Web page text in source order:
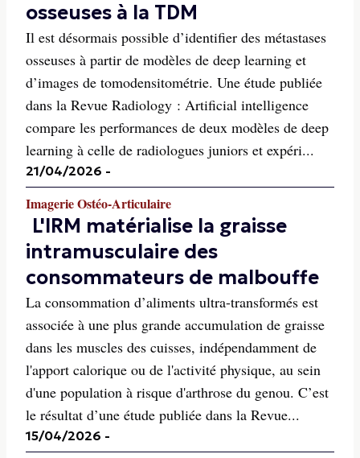
osseuses à la TDM
Il est désormais possible d’identifier des métastases
osseuses à partir de modèles de deep learning et
d’images de tomodensitométrie. Une étude publiée
dans la Revue Radiology : Artificial intelligence
compare les performances de deux modèles de deep
learning à celle de radiologues juniors et expéri...
21/04/2026 -
Imagerie Ostéo-Articulaire
L'IRM matérialise la graisse
intramusculaire des
consommateurs de malbouffe
La consommation d’aliments ultra-transformés est
associée à une plus grande accumulation de graisse
dans les muscles des cuisses, indépendamment de
l'apport calorique ou de l'activité physique, au sein
d'une population à risque d'arthrose du genou. C’est
le résultat d’une étude publiée dans la Revue...
15/04/2026 -